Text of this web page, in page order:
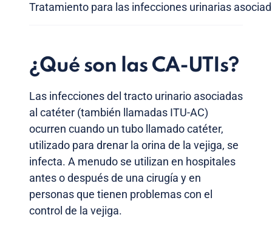
Tratamiento para las infecciones urinarias
¿Qué son las CA-UTIs?
Las infecciones del tracto urinario asociadas
al catéter (también llamadas ITU-AC)
ocurren cuando un tubo llamado catéter,
utilizado para drenar la orina de la vejiga, se
infecta. A menudo se utilizan en hospitales
antes o después de una cirugía y en
personas que tienen problemas con el
control de la vejiga.